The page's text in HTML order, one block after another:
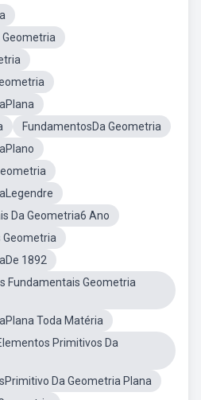
FundamentosDa Geometria
Da Geometria6 Ano
1892
Fundamentais Geometria
Toda Matéria
Primitivos Da
Da Geometria Plana